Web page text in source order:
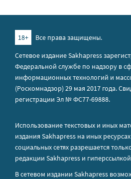
18+
Все права защищены.
Сетевое издание Sakhapress
Федеральной службе по надзору в
информационных технологий и
(Роскомнадзор) 29 мая 2017 года.
регистрации Эл № ФС77-69888.
Использование текстовых и иных
издания Sakhapress на иных
социальных сетях разрешается
редакции Sakhapress и
В сетевом издании Sakhapress